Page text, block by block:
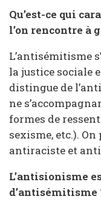
Qu’est-ce qui
l’on rencontre à
L’antisémitisme
la justice sociale
distingue de
ne
formes de
sexisme, etc.).
antiraciste et
L’antisionisme
d’antisémitisme